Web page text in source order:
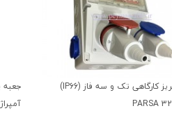
جعبه پریز کارگاهی تک و سه فاز (IP66)
آمپراژ 32 PARSA